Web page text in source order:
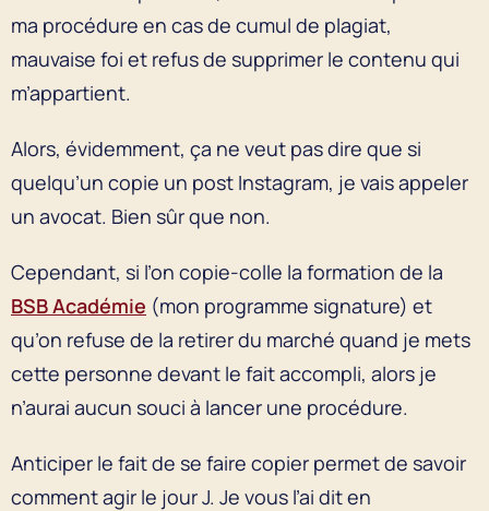
ma procédure en cas de cumul de plagiat,
mauvaise foi et refus de supprimer le contenu qui
m’appartient.
Alors, évidemment, ça ne veut pas dire que si
quelqu’un copie un post Instagram, je vais appeler
un avocat. Bien sûr que non.
Cependant, si l’on copie-colle la formation de la
BSB Académie (mon programme signature) et
qu’on refuse de la retirer du marché quand je mets
cette personne devant le fait accompli, alors je
n’aurai aucun souci à lancer une procédure.
Anticiper le fait de se faire copier permet de savoir
comment agir le jour J. Je vous l’ai dit en